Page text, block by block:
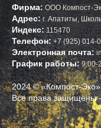
Фирма: ООО Компост-
Адрес:г. Апатиты,
Индекс: 115470
Телефон: +7 (925) 014-
Электронная почта:
График работы:9:00-
2024 © «Компост-Эко»
Все права защищены